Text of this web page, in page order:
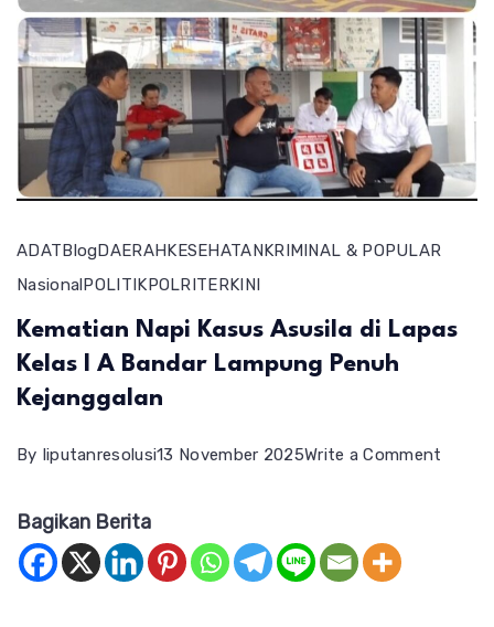
ADATBlogDAERAHKESEHATANKRIMINAL & POPULAR
NasionalPOLITIKPOLRITERKINI
Kematian Napi Kasus Asusila di Lapas
Kelas I A Bandar Lampung Penuh
Kejanggalan
By liputanresolusi13 November 2025Write a Comment
Bagikan Berita